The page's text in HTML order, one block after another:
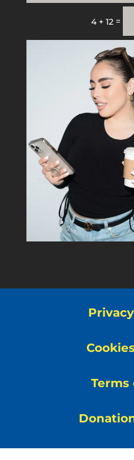
4 + 12 =
DOWNLOAD
Terms